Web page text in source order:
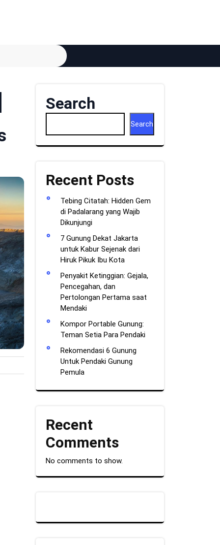
Search
Search
Recent Posts
Tebing Citatah: Hidden Gem
di Padalarang yang Wajib
Dikunjungi
7 Gunung Dekat Jakarta
untuk Kabur Sejenak dari
Hiruk Pikuk Ibu Kota
Penyakit Ketinggian: Gejala,
Pencegahan, dan
Pertolongan Pertama saat
Mendaki
Kompor Portable Gunung:
Teman Setia Para Pendaki
Rekomendasi 6 Gunung
Untuk Pendaki Gunung
Pemula
Recent
Comments
No comments to show.